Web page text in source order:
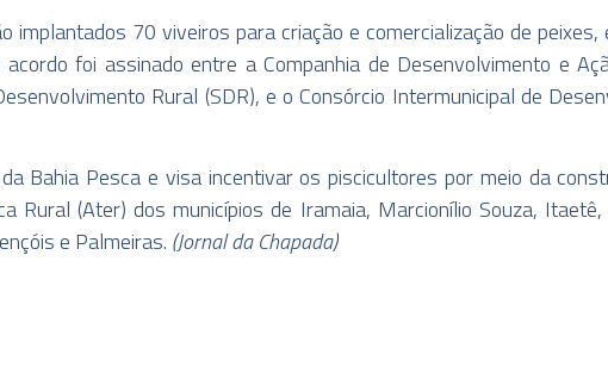
implantados 70 viveiros para criação e comercialização de
foi assinado entre a Companhia de Desenvolvimento e
Rural (SDR), e o Consórcio Intermunicipal de
Bahia Pesca e visa incentivar os piscicultores por meio da
Rural (Ater) dos municípios de Iramaia, Marcionílio Souza,
e Palmeiras. (Jornal da Chapada)